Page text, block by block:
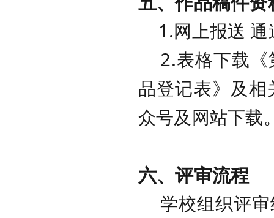
1.网上报送 通
2.表格下载《
品登记表》及
众号及网站下载
六、评审流程
学校组织评审